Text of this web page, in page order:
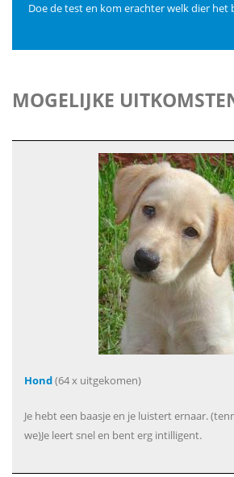
Doe de test en kom erachter welk dier het
MOGELIJKE
Hond(64 x uitgekomen)
Je hebt een baasje en je luistert ernaar.
we)Je leert snel en bent erg intilligent.